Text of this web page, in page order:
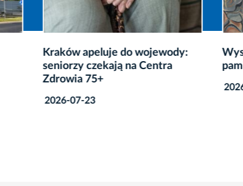
Kraków apeluje do wojewody:
seniorzy czekają na Centra
Zdrowia 75+
2026-07-23